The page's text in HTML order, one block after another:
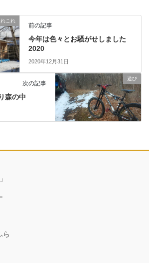
これ
前の記事
今年は色々とお騒がせしました
2020
2020年12月31日
遊び
次の記事
森の中
ら